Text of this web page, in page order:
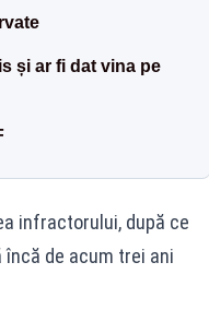
și ar fi dat vina pe
infractorului, după ce
de acum trei ani